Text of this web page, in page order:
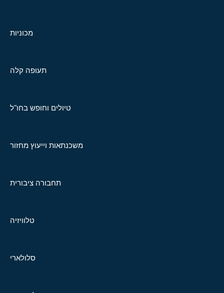
מכוניות
תעופה קלה
טיולים וחופש בחו"ל
משכנתאות וייעוץ מחזור
תחבורה ציבורית
טלוויזיה
סלולארי